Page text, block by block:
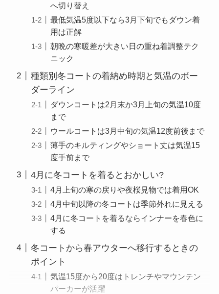
へ切り替え
最低気温5度以下なら3月下旬でもダウン着
用は正解
朝晩の寒暖差が大きい日の重ね着調整テク
ニック
種類別冬コートの着納め時期と気温のボー
ダーライン
ダウンコートは2月末か3月上旬の気温10度
まで
ウールコートは3月中旬の気温12度前後まで
薄手のキルティングやショート丈は気温15
度手前まで
4月に冬コートを着るとおかしい?
4月上旬の寒の戻りや夜桜見物では着用OK
4月中旬以降の冬コートは季節外れに見える
4月に冬コートを着るならインナーを春色に
する
冬コートから春アウターへ移行するときの
ポイント
気温15度から20度はトレンチやマウンテン
パーカーが活躍